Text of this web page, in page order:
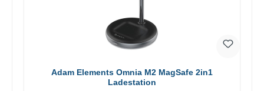
Adam Elements Omnia M2 MagSafe 2in1
Ladestation